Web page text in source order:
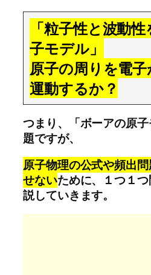
「粒子性と波動
子モデル」
原子の周りを電
運動するか？
つまり、「ボーアの原
題ですが、
原子物理の公式や頻出
せないために、１つ１
説していきます。